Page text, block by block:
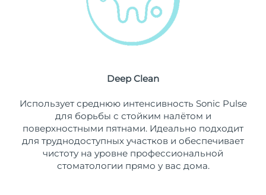
Deep Clean
Использует среднюю интенсивность Sonic Pulse
для борьбы с стойким налётом и
поверхностными пятнами. Идеально подходит
для труднодоступных участков и обеспечивает
чистоту на уровне профессиональной
стоматологии прямо у вас дома.
Ожидаемая дата доставки
Катар
11/08/2026
Реюньон
Ожидаемая дата доставки
15/08/2026
Румыния
Ожидаемая дата доставки